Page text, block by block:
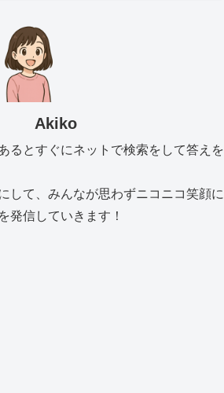
Akiko
るとすぐにネットで検索をして答えを
して、みんなが思わずニコニコ笑顔に
発信していきます！